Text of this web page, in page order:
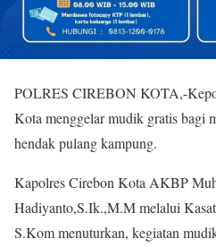
POLRES CIREBON KOTA,-
Kota menggelar mudik gratis bagi
hendak pulang kampung.
Kapolres Cirebon Kota AKBP
Hadiyanto,S.Ik.,M.M melalui
S.Kom menuturkan, kegiatan